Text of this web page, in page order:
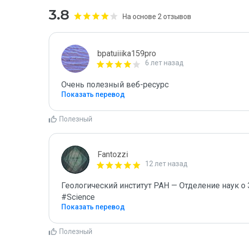
3.8 На основе 2 отзывов
bpatuiiika159pro
6 лет назад
Очень полезный веб-ресурс
Показать перевод
Полезный
Fantozzi
12 лет назад
Геологический институт РАН — Отделение наук
#Science
Показать перевод
Полезный